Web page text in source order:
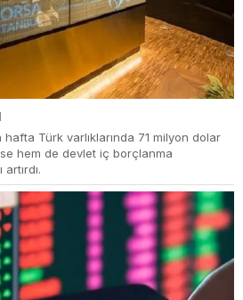
hafta Türk varlıklarında 71 milyon dolar
hem de devlet iç borçlanma